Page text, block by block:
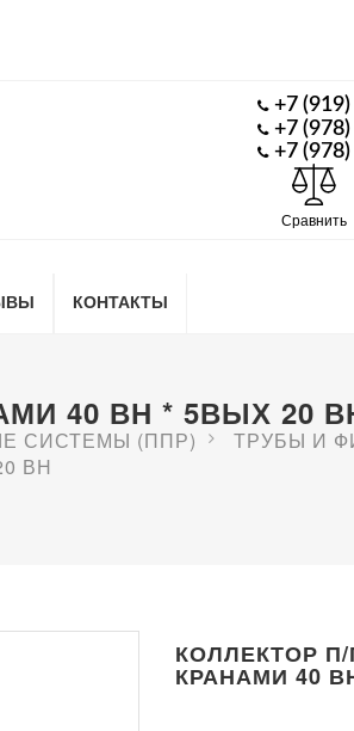
+7
+7
+7
Сравнить
КОНТАКТЫ
40 ВН * 5ВЫХ 20
СИСТЕМЫ (ППР)
ТРУБЫ И
ВН
КОЛЛЕКТОР
КРАНАМИ 40